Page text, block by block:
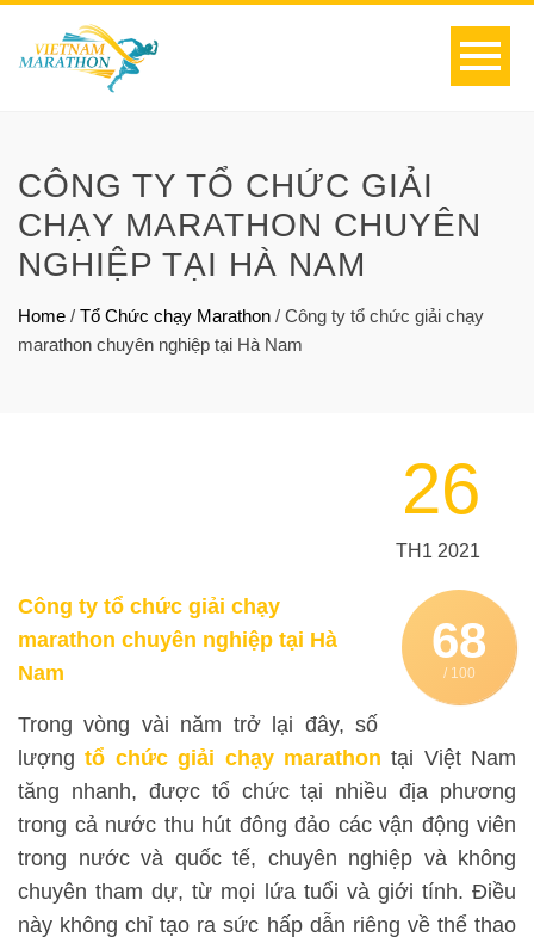
CÔNG TY TỔ CHỨC GIẢI
CHẠY MARATHON CHUYÊN
NGHIỆP TẠI HÀ NAM
Home / Tổ Chức chạy Marathon / Công ty tổ chức giải chạy
marathon chuyên nghiệp tại Hà Nam
26
TH1 2021
68
/ 100
Công ty tổ chức giải chạy
marathon chuyên nghiệp tại Hà
Nam
Trong vòng vài năm trở lại đây, số
lượngtổ chức giải chạy marathon tại Việt Nam
tăng nhanh, được tổ chức tại nhiều địa phương
trong cả nước thu hút đông đảo các vận động viên
trong nước và quốc tế, chuyên nghiệp và không
chuyên tham dự, từ mọi lứa tuổi và giới tính. Điều
này không chỉ tạo ra sức hấp dẫn riêng về thể thao